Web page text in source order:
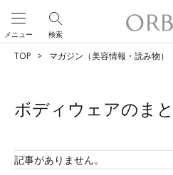
検索
メニュー
TOP マガジン（美容情報・読み物）
ボディウェアのま
記事がありません。